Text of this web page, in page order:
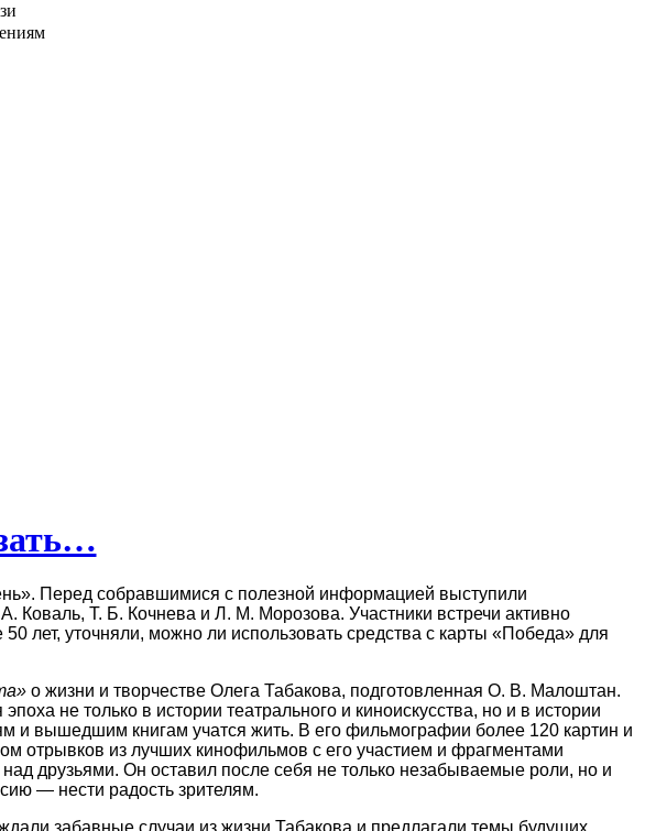
Перед собравшимися с полезной информацией выступили
Коваль, Т. Б. Кочнева и Л. М. Морозова. Участники встречи активно
лет, уточняли, можно ли использовать средства с карты «Победа» для
о жизни и творчестве Олега Табакова, подготовленная О. В. Малоштан.
не только в истории театрального и киноискусства, но и в истории
вышедшим книгам учатся жить. В его фильмографии более 120 картин и
отрывков из лучших кинофильмов с его участием и фрагментами
друзьями. Он оставил после себя не только незабываемые роли, но и
— нести радость зрителям.
забавные случаи из жизни Табакова и предлагали темы будущих